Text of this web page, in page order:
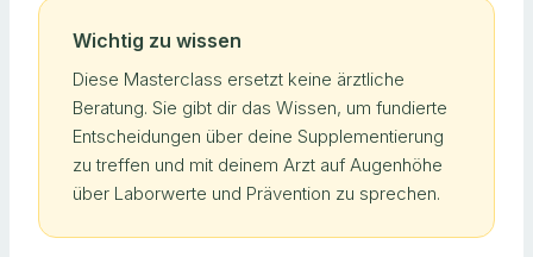
Wichtig zu wissen
Diese Masterclass ersetzt keine ärztliche
Beratung. Sie gibt dir das Wissen, um fundierte
Entscheidungen über deine Supplementierung
zu treffen und mit deinem Arzt auf Augenhöhe
über Laborwerte und Prävention zu sprechen.